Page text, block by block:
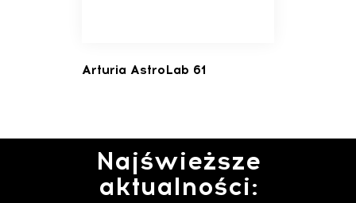
Arturia AstroLab 61
Najświeższe
aktualności: